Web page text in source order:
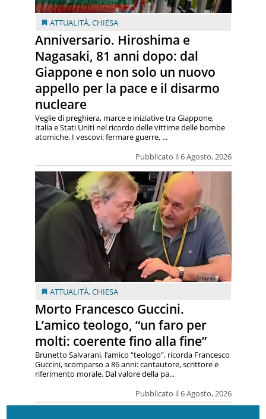
ATTUALITÀ,CHIESA
Anniversario. Hiroshima e
Nagasaki, 81 anni dopo: dal
Giappone e non solo un nuovo
appello per la pace e il disarmo
nucleare
Pubblicato il 6 Agosto, 2026
Veglie di preghiera, marce e iniziative tra Giappone,
Italia e Stati Uniti nel ricordo delle vittime delle bombe
atomiche. I vescovi: fermare guerre, ...
ATTUALITÀ,CHIESA
Morto Francesco Guccini.
L’amico teologo, “un faro per
molti: coerente fino alla fine”
Pubblicato il 6 Agosto, 2026
Brunetto Salvarani, l’amico “teologo”, ricorda Francesco
Guccini, scomparso a 86 anni: cantautore, scrittore e
riferimento morale. Dal valore della pa...